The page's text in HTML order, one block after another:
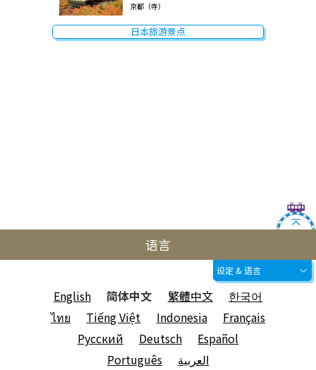
京都（寺）
日本旅游景点
语言
设定 & 语言
English 简体中文 繁體中文
한국어
ไทย
Tiếng Việt Indonesia
Français
Русский
Deutsch
Español
Português
العربية